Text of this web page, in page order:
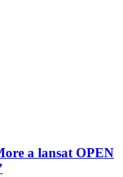
a lansat OPEN